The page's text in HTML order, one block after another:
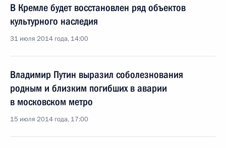
В Кремле будет восстановлен ряд объектов
культурного наследия
31 июля 2014 года, 14:00
Владимир Путин выразил соболезнования
родным и близким погибших в аварии
в московском метро
15 июля 2014 года, 17:00